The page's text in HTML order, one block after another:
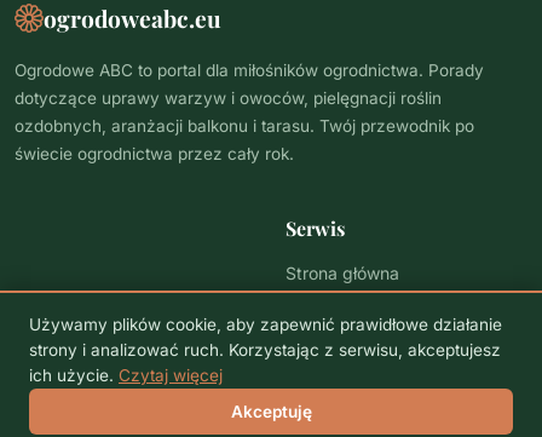
ogrodoweabc.eu
Ogrodowe ABC to portal dla miłośników ogrodnictwa. Porady
dotyczące uprawy warzyw i owoców, pielęgnacji roślin
ozdobnych, aranżacji balkonu i tarasu. Twój przewodnik po
świecie ogrodnictwa przez cały rok.
Serwis
Strona główna
© 2026 ogrodoweabc.eu. Wszelkie prawa zastrzeżone.
Używamy plików cookie, aby zapewnić prawidłowe działanie
strony i analizować ruch. Korzystając z serwisu, akceptujesz
ich użycie. Czytaj więcej
Akceptuję